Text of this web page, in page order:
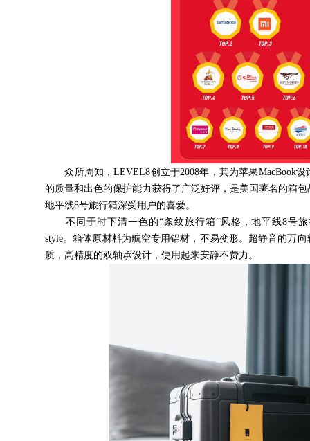
众所周知，LEVEL8创立于2008年，其为苹果MacBook设
的质量和出色的保护能力获得了广泛好评，是美国著名的箱
地平线8号旅行箱深受用户的喜爱。
不同于时下清一色的“条纹旅行箱”风格，地平线8号旅
style。箱体原材料为航空专用铝材，不易变形。超静音的万
质，高精度的双轴承设计，使用起来安静不费力。